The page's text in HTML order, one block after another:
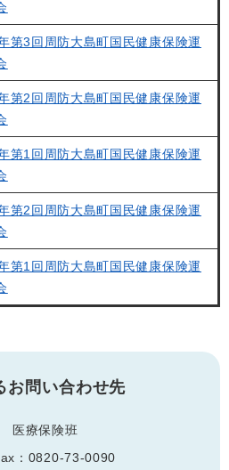
第3回周防大島町国民健康保険運
第2回周防大島町国民健康保険運
第1回周防大島町国民健康保険運
第2回周防大島町国民健康保険運
第1回周防大島町国民健康保険運
お問い合わせ先
医療保険班
：0820-73-0090